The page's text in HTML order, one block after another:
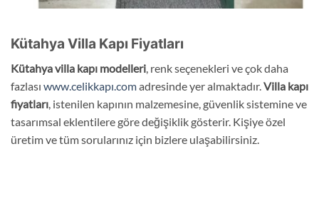
Kütahya Villa Kapı Fiyatları
Kütahyavilla kapı modelleri, renk seçenekleri ve çok daha
fazlası www.celikkapı.comadresinde yer almaktadır.Villa kapı
fiyatları, istenilen kapının malzemesine, güvenlik sistemine ve
tasarımsal eklentilere göre değişiklik gösterir. Kişiye özel
üretim ve tüm sorularınız için bizlere ulaşabilirsiniz.